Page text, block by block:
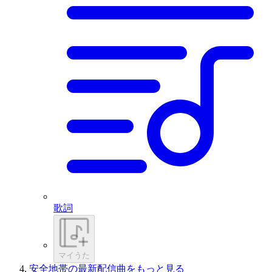
歌詞
マイうた
安全地帯の最新配信曲をもっと見る